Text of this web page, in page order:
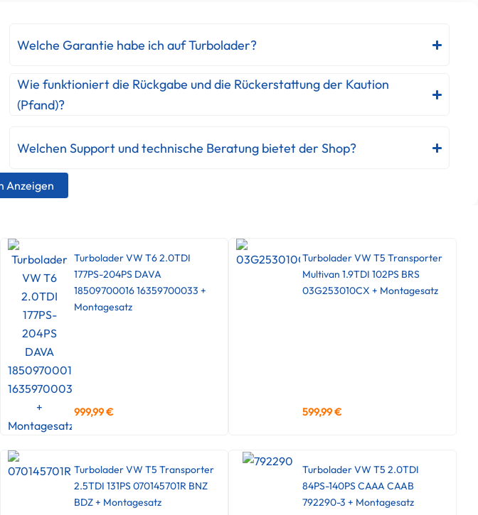
Welche Garantie habe ich auf Turbolader?
Wie funktioniert die Rückgabe und die Rückerstattung der Kaution
(Pfand)?
Welchen Support und technische Beratung bietet der Shop?
Anzeigen
Turbolader VW T6 2.0TDI
177PS-204PS DAVA
18509700016 16359700033 +
Montagesatz
999,99€
Turbolader VW T5 Transporter
Multivan 1.9TDI 102PS BRS
03G253010CX + Montagesatz
599,99€
Turbolader VW T5 Transporter
2.5TDI 131PS 070145701R BNZ
BDZ + Montagesatz
Turbolader VW T5 2.0TDI
84PS-140PS CAAA CAAB
792290-3 + Montagesatz